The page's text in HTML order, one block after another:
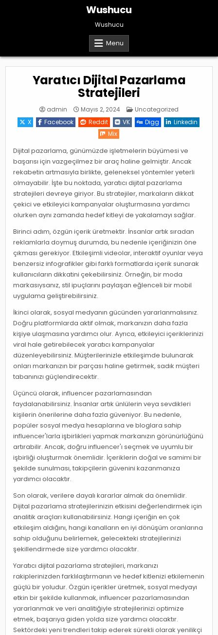
Wushucu
Wushucu
Menu
Yaratıcı Dijital Pazarlama
Stratejileri
admin Mayıs 2, 2024 Posted
Uncategorized
X
Facebook Reddit VK Digg
Linkedin
Mix
Dijital pazarlama, günümüzde işletmelerin büyümesi ve
başarısı için vazgeçilmez bir araç haline gelmiştir. Ancak
rekabetin artmasıyla birlikte, geleneksel yöntemler yeterli
olmayabilir. İşte bu noktada, yaratıcı dijital pazarlama
stratejileri devreye giriyor. Bu stratejiler, markaların dikkat
çekici ve etkileyici kampanyalar oluşturmasına yardımcı
olurken aynı zamanda hedef kitleyi de yakalamayı sağlar.
Birinci adım, özgün içerik üretmektir. İnsanlar artık sıradan
reklamlarla doymuş durumda, bu nedenle içeriğinizin öne
çıkması gerekiyor. Etkileşimli videolar, interaktif oyunlar veya
benzersiz infografikler gibi farklı formatlarda içerik sunarak
kullanıcıların dikkatini çekebilirsiniz. Örneğin, bir moda
markasıysanız, stil ipuçlarını paylaşan eğlenceli bir mobil
uygulama geliştirebilirsiniz.
İkinci olarak, sosyal medyanın gücünden yararlanmalısınız.
Doğru platformlarda aktif olmak, markanızın daha fazla
kişiye ulaşmasına yardımcı olur. Ayrıca, etkileyici içeriklerinizi
viral hale getirebilecek yaratıcı kampanyalar
düzenleyebilirsiniz. Müşterilerinizle etkileşimde bulunarak
onları markanızın bir parçası haline getirmek, sadık müşteri
tabanınızı güçlendirecektir.
Üçüncü olarak, influencer pazarlamasından
faydalanabilirsiniz. İnsanlar artık ünlülerin veya sevdikleri
kişilerin önerilerine daha fazla güveniyor. Bu nedenle,
popüler sosyal medya hesaplarına ve bloglara sahip
influencer'larla işbirlikleri yapmak markanızın görünürlüğünü
artırabilir. Ancak, doğru influencer'ı seçmek ve uyumlu bir
işbirliği oluşturmak önemlidir. İçeriklerin doğal ve samimi bir
şekilde sunulması, takipçilerin güvenini kazanmanıza
yardımcı olacaktır.
Son olarak, verilere dayalı kararlar almak da önemlidir.
Dijital pazarlama stratejilerinizin etkisini değerlendirmek için
analitik araçları kullanabilirsiniz. Hangi içeriğin en çok
etkileşim aldığını, hangi kanalların en iyi dönüşüm oranlarına
sahip olduğunu belirlemek, gelecekteki stratejilerinizi
şekillendirmede size yardımcı olacaktır.
Yaratıcı dijital pazarlama stratejileri, markanızı
rakiplerinizden farklılaştırmanın ve hedef kitlenizi etkilemenin
güçlü bir yoludur. Özgün içerikler üretmek, sosyal medyayı
etkin bir şekilde kullanmak, influencer pazarlamasından
yararlanmak ve veri analitiğiyle stratejilerinizi optimize
etmek, başarıya giden yolda size yardımcı olacaktır.
Sektördeki yeni trendleri takip ederek sürekli olarak yenilikçi